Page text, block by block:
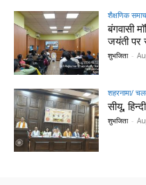
शैक्षणिक
बंगवासी
जयंती पर
शुभजिता -
शहरनामा/
सीयू,
शुभजिता -